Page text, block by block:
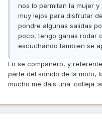
nos lo permitan la mujer
muy lejos para disfrutar
pondre algunas salidas
poco, tengo ganas rodar
escuchando tambien se
Lo se compañero, y
parte del sonido de la moto,
mucho me dais una :colleja